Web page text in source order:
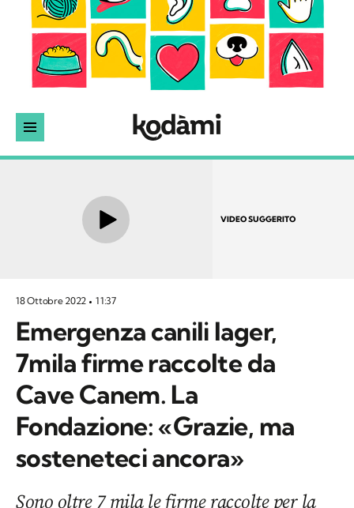
VIDEO SUGGERITO
18 Ottobre 2022 11:37
Emergenza canili lager,
7mila firme raccolte da
Cave Canem. La
Fondazione: «Grazie, ma
sosteneteci ancora»
Sono oltre 7 mila le firme raccolte per la